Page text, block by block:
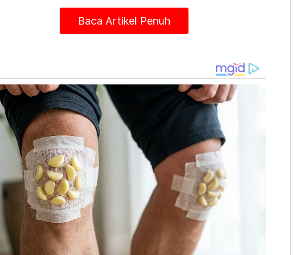
Mengulas lanjut, Raiz Mukhliz memaklumkan
kemalangan itu berlaku apabila pemandu terbabit
“Ketika itu, sebuah motosikal yang ditunggang
Baca Artikel Penuh